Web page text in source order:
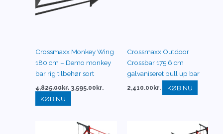
Crossmaxx Monkey Wing
180 cm – Demo monkey
bar rig tilbehør sort
4,825.00kr. 3,595.00 kr.
KØB NU
Crossmaxx Outdoor
Crossbar 175,6 cm
galvaniseret pull up bar
2,410.00 kr. KØB NU